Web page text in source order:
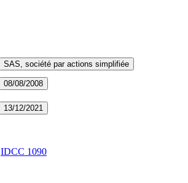
SAS, société par actions simplifiée
08/08/2008
13/12/2021
IDCC 1090